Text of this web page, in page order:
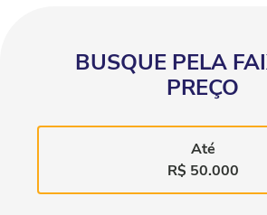
BUSQUE PELA
PREÇO
Até
R$ 50.000